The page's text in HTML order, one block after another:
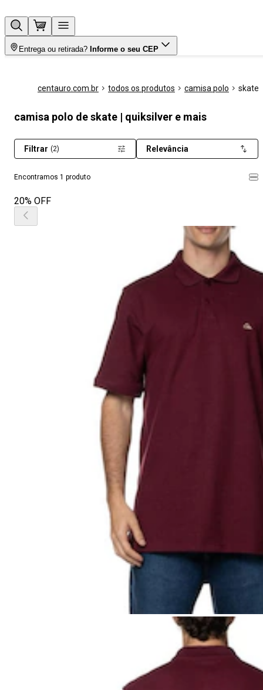
Entrega ou retirada? Informe o seu CEP
centauro.com.br todos os produtos camisa polo skate
camisa polo de skate | quiksilver e mais
Encontramos 1 produto
Filtrar (2) Relevância
20% OFF